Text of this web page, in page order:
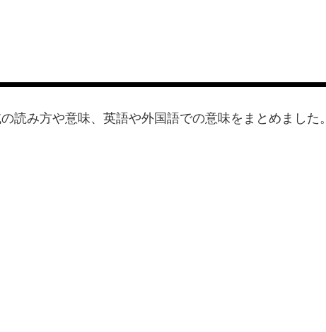
読み方や意味、英語や外国語での意味をまとめました。